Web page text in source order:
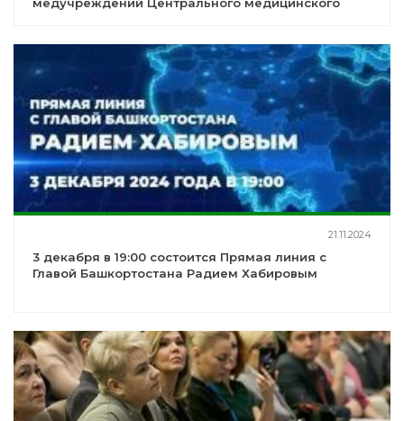
21.11.2024
3 декабря в 19:00 состоится Прямая линия с
Главой Башкортостана Радием Хабировым